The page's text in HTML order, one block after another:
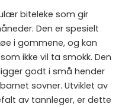
biteleke som gir
Den er spesielt
i gommene, og kan
ikke vil ta smokk. Den
godt i små hender
sovner. Utviklet av
av tannleger, er dette